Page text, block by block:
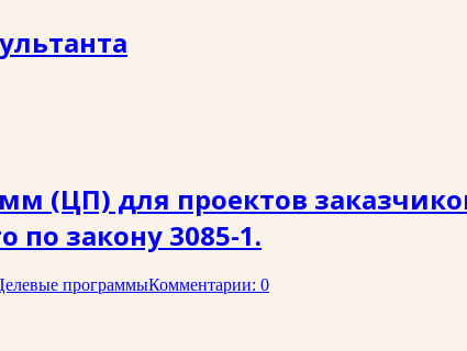
(ЦП) для проектов
по закону 3085-1.
программыКомментарии: 0